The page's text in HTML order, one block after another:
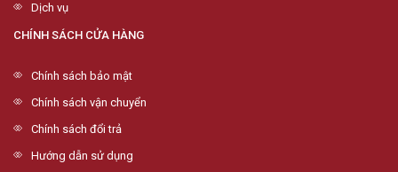
Dịch vụ
CHÍNH SÁCH CỬA HÀNG
Chính sách bảo mật
Chính sách vận chuyển
Chính sách đổi trả
Hướng dẫn sử dụng